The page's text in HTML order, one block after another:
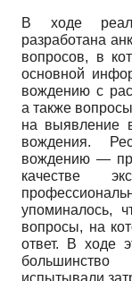
В ходе
разработана
вопросов, в
основной
вождению с
а также
на выявление
вождения.
вождению —
качестве
упоминалось,
вопросы, на
ответ. В ходе
испытывали